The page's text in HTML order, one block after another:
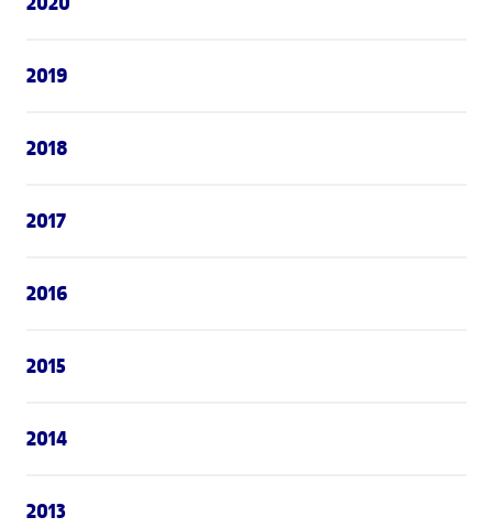
2019
2018
2017
2016
2015
2014
2013